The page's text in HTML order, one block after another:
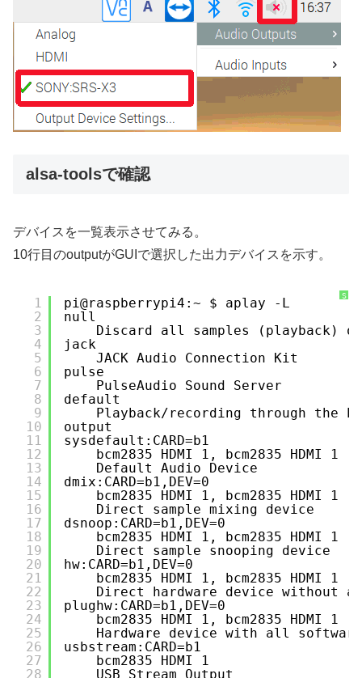
alsa-toolsで確認
デバイスを一覧表示させてみる。
10行目のoutputがGUIで選択した出力デバイスを示す。
S
1
2
3
4
5
6
7
8
9
10
11
12
13
14
15
16
17
18
19
20
21
22
23
24
25
26
27
28
pi@raspberrypi4:~ $ aplay -L
null
Discard all samples (playback)
jack
JACK Audio Connection Kit
pulse
PulseAudio Sound Server
default
Playback/recording through the
output
sysdefault:CARD=b1
bcm2835 HDMI 1, bcm2835 HDMI 1
Default Audio Device
dmix:CARD=b1,DEV=0
bcm2835 HDMI 1, bcm2835 HDMI 1
Direct sample mixing device
dsnoop:CARD=b1,DEV=0
bcm2835 HDMI 1, bcm2835 HDMI 1
Direct sample snooping device
hw:CARD=b1,DEV=0
bcm2835 HDMI 1, bcm2835 HDMI 1
Direct hardware device without
plughw:CARD=b1,DEV=0
bcm2835 HDMI 1, bcm2835 HDMI 1
Hardware device with all
usbstream:CARD=b1
bcm2835 HDMI 1
USB Stream Output